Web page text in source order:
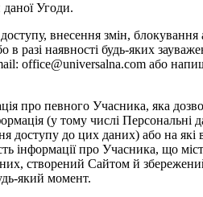
Угоди.
внесення змін,
в разі наявності будь-яких
office@universalna.com або
про певного Учасника, яка
(у тому числі
доступу до цих даних) або на
інформації про Учасника, що
створений Сайтом й
який момент.